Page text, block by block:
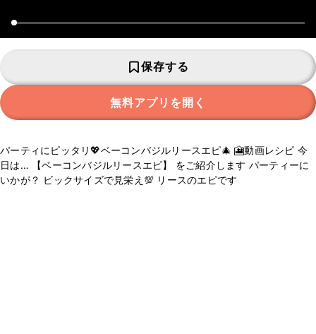
保存する
無料アプリを開く
パーティにピッタリ💖ベーコンバジルリースエピ🎄 🎦動画レシピ 今
日は… 【ベーコンバジルリースエピ】 をご紹介します パーティーに
いかが？ ビックサイズで見栄え💯 リースのエピです